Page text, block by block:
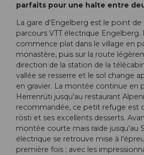
parfaits pour une halte entre
La gare d'Engelberg est le point de
parcours VTT électrique Engelberg.
commence plat dans le village en
monastère, puis sur la route
direction de la station de la
vallée se resserre et le sol change
en gravier. La montée continue en
Herrenrüti jusqu'au restaurant
recommandée, ce petit refuge est
rösti et ses excellents desserts.
montée courte mais raide jusqu'au
électrique se retrouve mise à
première fois ; avec les